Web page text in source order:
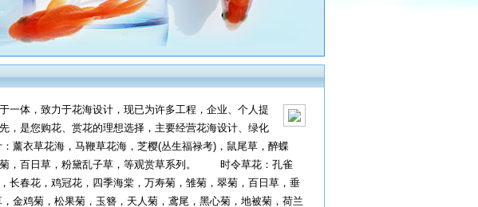
一体，致力于花海设计，现已为许多工程，企业、个人提
，是您购花、赏花的理想选择，主要经营花海设计、绿化
衣草花海，马鞭草花海，芝樱(丛生福禄考)，鼠尾草，醉蝶
菊，百日草，粉黛乱子草，等观赏草系列。 时令草花：孔雀
长春花，鸡冠花，四季海棠，万寿菊，雏菊，翠菊，百日草，垂
鸡菊，松果菊，玉簪，天人菊，鸢尾，黑心菊，地被菊，荷兰